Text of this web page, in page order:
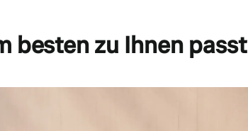
besten zu Ihnen passt